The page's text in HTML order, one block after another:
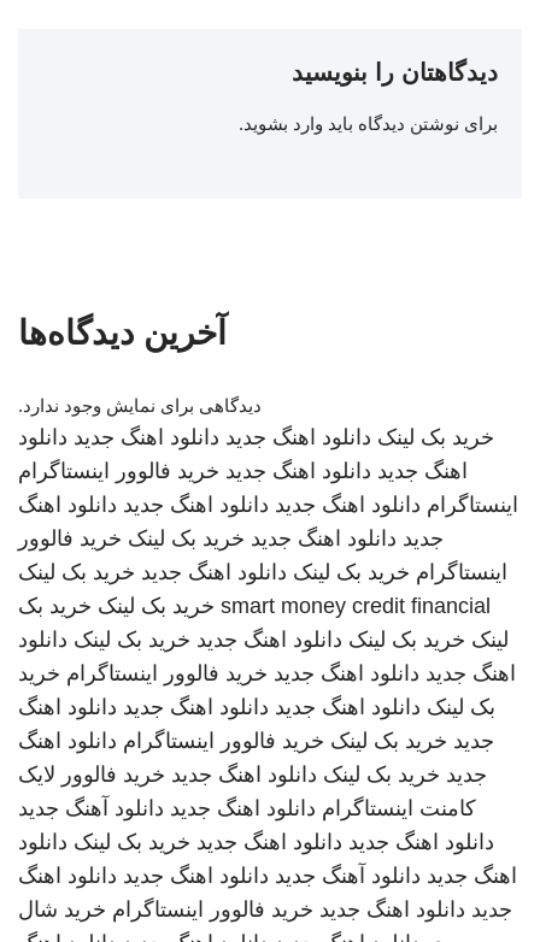
دیدگاهتان را بنویسید
برای نوشتن دیدگاه باید وارد بشوید.
آخرین دیدگاه‌ها
دیدگاهی برای نمایش وجود ندارد.
خرید بک لینک دانلود اهنگ جدید دانلود اهنگ جدید دانلود
اهنگ جدید دانلود اهنگ جدید خرید فالوور اینستاگرام
اینستاگرام دانلود اهنگ جدید دانلود اهنگ جدید دانلود اهنگ
جدید دانلود اهنگ جدید خرید بک لینک خرید فالوور
اینستاگرام خرید بک لینک دانلود اهنگ جدید خرید بک لینک
smart money credit financial خرید بک لینک خرید بک
لینک خرید بک لینک دانلود اهنگ جدید خرید بک لینک دانلود
اهنگ جدید دانلود اهنگ جدید خرید فالوور اینستاگرام خرید
بک لینک دانلود اهنگ جدید دانلود اهنگ جدید دانلود اهنگ
جدید خرید بک لینک خرید فالوور اینستاگرام دانلود اهنگ
جدید خرید بک لینک دانلود اهنگ جدید خرید فالوور لایک
کامنت اینستاگرام دانلود اهنگ جدید دانلود آهنگ جدید
دانلود اهنگ جدید دانلود اهنگ جدید خرید بک لینک دانلود
اهنگ جدید دانلود آهنگ جدید دانلود اهنگ جدید دانلود اهنگ
جدید دانلود اهنگ جدید خرید فالوور اینستاگرام خرید شال